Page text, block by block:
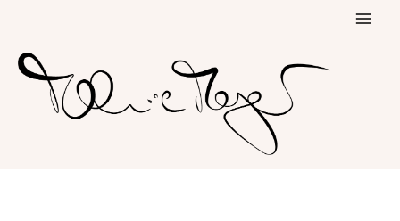
content